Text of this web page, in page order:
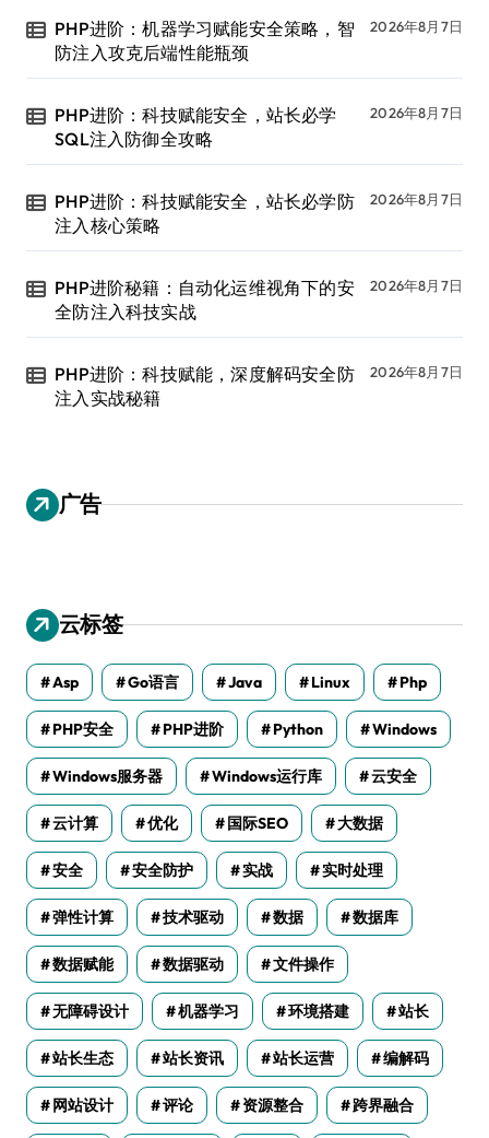
PHP进阶：机器学习赋能安全策略，智
防注入攻克后端性能瓶颈
2026年8月7日
PHP进阶：科技赋能安全，站长必学
SQL注入防御全攻略
2026年8月7日
PHP进阶：科技赋能安全，站长必学防
注入核心策略
2026年8月7日
PHP进阶秘籍：自动化运维视角下的安
全防注入科技实战
2026年8月7日
PHP进阶：科技赋能，深度解码安全防
注入实战秘籍
2026年8月7日
广告
云标签
Asp Go语言 Java Linux Php
PHP安全 PHP进阶 Python Windows
Windows服务器 Windows运行库 云安全
云计算 优化 国际SEO 大数据
安全 安全防护 实战 实时处理
弹性计算 技术驱动 数据 数据库
数据赋能 数据驱动 文件操作
无障碍设计 机器学习 环境搭建 站长
站长生态 站长资讯 站长运营 编解码
网站设计 评论 资源整合 跨界融合